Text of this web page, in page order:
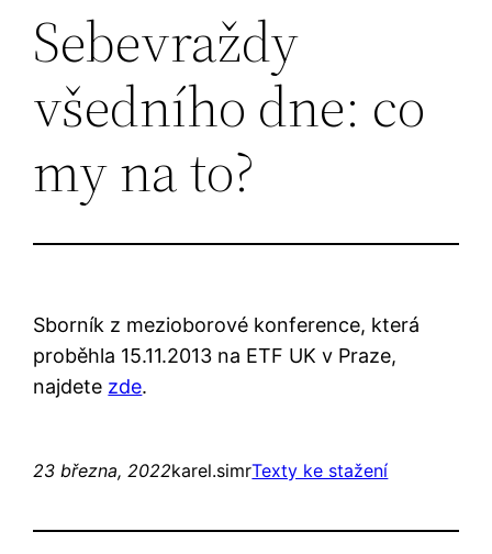
Sebevraždy
všedního dne: co
my na to?
Sborník z mezioborové konference, která
proběhla 15.11.2013 na ETF UK v Praze,
najdete zde.
23 března, 2022karel.simrTexty ke stažení